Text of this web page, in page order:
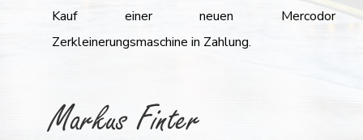
Kauf einer neuen Mercodor
Zerkleinerungsmaschine in Zahlung.